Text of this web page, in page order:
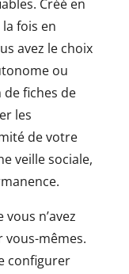
Créé en
fois en
avez le choix
ou
fiches de
les
de votre
veille sociale,
vous n’avez
vous-mêmes.
configurer